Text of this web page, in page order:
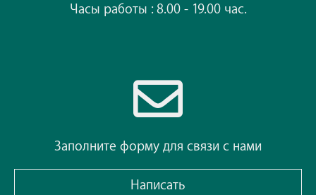
Часы работы : 8.00 - 19.00 час.
Заполните форму для связи с нами
Написать